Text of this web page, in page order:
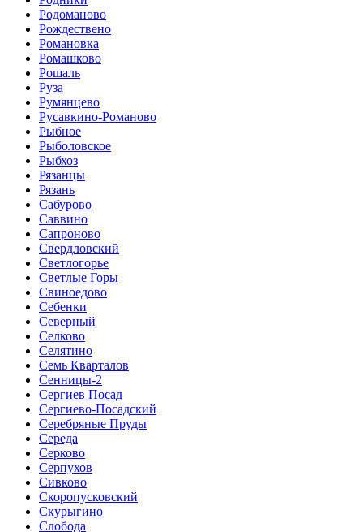
Родоманово
Рождествено
Романовка
Ромашково
Рошаль
Руза
Румянцево
Русавкино-Романово
Рыбное
Рыболовское
Рыбхоз
Рязанцы
Рязань
Сабурово
Саввино
Сапроново
Свердловский
Светлогорье
Светлые Горы
Свиноедово
Себенки
Северный
Селково
Селятино
Семь Кварталов
Сенницы-2
Сергиев Посад
Сергиево-Посадский
Серебряные Пруды
Середа
Серково
Серпухов
Сивково
Скоропусковский
Скурыгино
Слобода